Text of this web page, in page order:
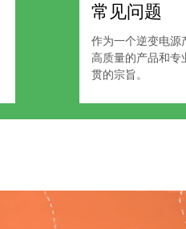
常见问题
作为一个逆变电源
高质量的产品和专
贯的宗旨。